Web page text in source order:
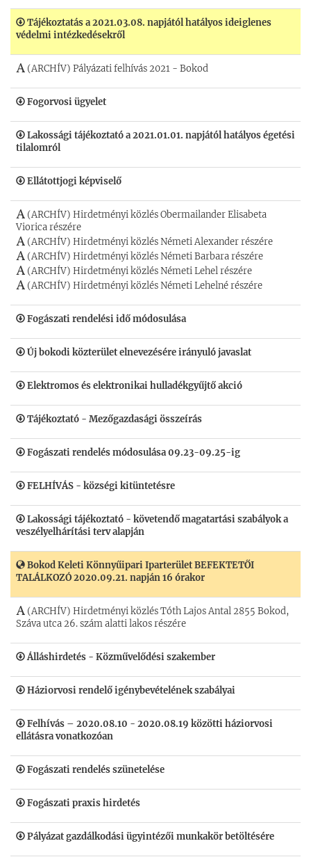
Tájékoztatás a 2021.03.08. napjától hatályos ideiglenes
védelmi intézkedésekről
(ARCHÍV) Pályázati felhívás 2021 - Bokod
Fogorvosi ügyelet
Lakossági tájékoztató a 2021.01.01. napjától hatályos égetési
tilalomról
Ellátottjogi képviselő
(ARCHÍV) Hirdetményi közlés Obermailander Elisabeta
Viorica részére
(ARCHÍV) Hirdetményi közlés Németi Alexander részére
(ARCHÍV) Hirdetményi közlés Németi Barbara részére
(ARCHÍV) Hirdetményi közlés Németi Lehel részére
(ARCHÍV) Hirdetményi közlés Németi Lehelné részére
Fogászati rendelési idő módosulása
Új bokodi közterület elnevezésére irányuló javaslat
Elektromos és elektronikai hulladékgyűjtő akció
Tájékoztató - Mezőgazdasági összeírás
Fogászati rendelés módosulása 09.23-09.25-ig
FELHÍVÁS - községi kitüntetésre
Lakossági tájékoztató - követendő magatartási szabályok a
veszélyelhárítási terv alapján
Bokod Keleti Könnyűipari Iparterület BEFEKTETŐI
TALÁLKOZÓ 2020.09.21. napján 16 órakor
(ARCHÍV) Hirdetményi közlés Tóth Lajos Antal 2855 Bokod,
Száva utca 26. szám alatti lakos részére
Álláshirdetés - Közművelődési szakember
Háziorvosi rendelő igénybevételének szabályai
Felhívás – 2020.08.10 - 2020.08.19 közötti háziorvosi
ellátásra vonatkozóan
Fogászati rendelés szünetelése
Fogászati praxis hirdetés
Pályázat gazdálkodási ügyintézői munkakör betöltésére